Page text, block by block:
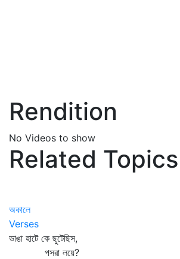
Rendition
No Videos to show
Related Topics
অকালে
Verses
ভাঙা হাটে কে ছুটেছিস,
পসরা লয়ে?